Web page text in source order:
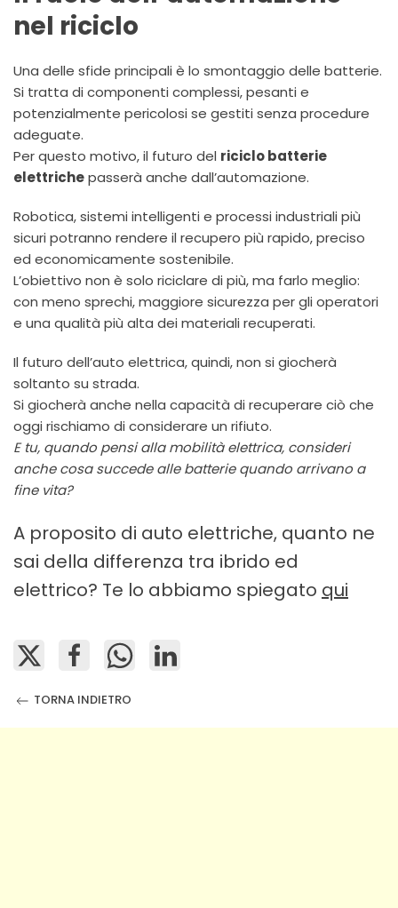
nel riciclo
Una delle sfide principali è lo smontaggio delle batterie.
Si tratta di componenti complessi, pesanti e
potenzialmente pericolosi se gestiti senza procedure
adeguate.
Per questo motivo, il futuro del riciclo batterie
elettrichepasserà anche dall’automazione.
Robotica, sistemi intelligenti e processi industriali più
sicuri potranno rendere il recupero più rapido, preciso
ed economicamente sostenibile.
L’obiettivo non è solo riciclare di più, ma farlo meglio:
con meno sprechi, maggiore sicurezza per gli operatori
e una qualità più alta dei materiali recuperati.
Il futuro dell’auto elettrica, quindi, non si giocherà
soltanto su strada.
Si giocherà anche nella capacità di recuperare ciò che
oggi rischiamo di considerare un rifiuto.
E tu, quando pensi alla mobilità elettrica, consideri
anche cosa succede alle batterie quando arrivano a
fine vita?
A proposito di auto elettriche, quanto ne
sai della differenza tra ibrido ed
elettrico? Te lo abbiamo spiegato qui
TORNA INDIETRO